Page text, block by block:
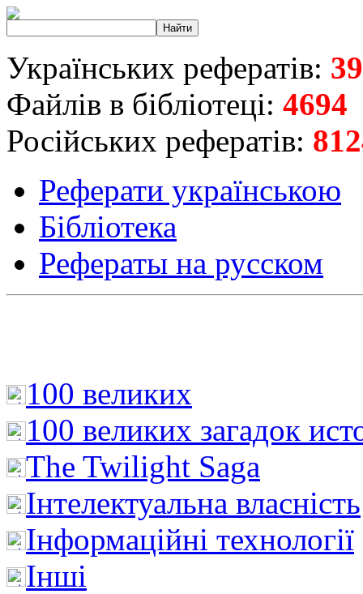
Українських рефератів:
Файлів в бібліотеці: 4694
Російських рефератів:
Реферати українською
Бібліотека
Рефераты на русском
100 великих
100 великих загадок
The Twilight Saga
Інтелектуальна влaсність
Інформаційні технології
Інші